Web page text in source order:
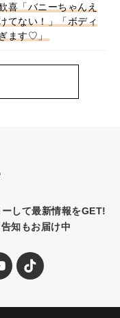
喜「バニーちゃんえ
てない！」「ボディ
ます♡」
して最新情報をGET!
知もお届け中